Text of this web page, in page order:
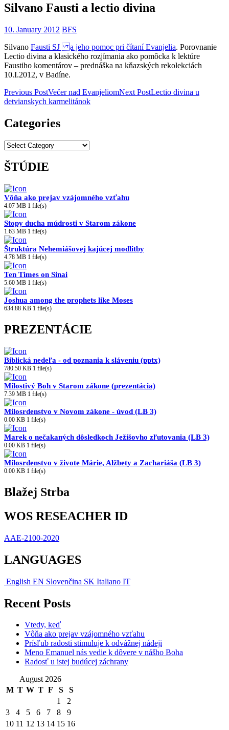
Silvano Fausti a lectio divina
10. January 2012 BFS
Silvano Fausti SJ a jeho pomoc pri čítaní Evanjelia. Porovnanie
Lectio divina a klasického rozjímania ako pomôcka k lektúre
Faustiho komentárov – prednáška na kňazských rekolekciách
10.I.2012, v Badíne.
Post
navigation
Previous PostVečer nad EvanjeliomNext PostLectio divina u
detvianskych karmelitánok
Categories
Categories
ŠTÚDIE
Vôňa ako prejav vzájomného vzťahu
4.07 MB 1 file(s)
Stopy ducha múdrosti v Starom zákone
1.63 MB 1 file(s)
Štruktúra Nehemiášovej kajúcej modlitby
4.78 MB 1 file(s)
Ten Times on Sinai
5.60 MB 1 file(s)
Joshua among the prophets like Moses
634.88 KB 1 file(s)
PREZENTÁCIE
Biblická nedeľa - od poznania k sláveniu (pptx)
780.50 KB 1 file(s)
Milostivý Boh v Starom zákone (prezentácia)
7.39 MB 1 file(s)
Milosrdenstvo v Novom zákone - úvod (LB 3)
0.00 KB 1 file(s)
Marek o nečakaných dôsledkoch Ježišovho zľutovania (LB 3)
0.00 KB 1 file(s)
Milosrdenstvo v živote Márie, Alžbety a Zachariáša (LB 3)
0.00 KB 1 file(s)
Blažej Strba
WOS RESEACHER ID
AAE-2100-2020
LANGUAGES
English EN Slovenčina SK Italiano IT
Recent Posts
Vtedy, keď
Vôňa ako prejav vzájomného vzťahu
Prísľub radosti stimuluje k odvážnej nádeji
Meno Emanuel nás vedie k dôvere v nášho Boha
Radosť u istej budúcej záchrany
August 2026
M T W T F S
S
1
2
3
4 5 6 7 8
9
10 11 12 13 14 15 16